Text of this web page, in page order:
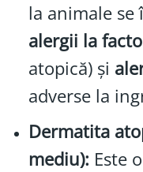
la animale
alergii la
atopică) și
adverse la
Dermatita
mediu): Este